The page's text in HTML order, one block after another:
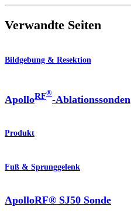
Verwandte Seiten
Bildgebung & Resektion
ApolloRF®
-Ablationssonden
Produkt
Fuß & Sprunggelenk
ApolloRF® SJ50 Sonde